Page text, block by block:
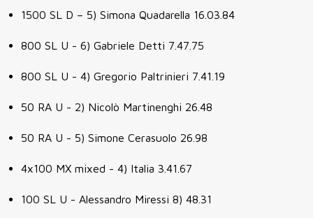
1500 SL D – 5) Simona Quadarella 16.03.84
800 SL U - 6) Gabriele Detti 7.47.75
800 SL U - 4) Gregorio Paltrinieri 7.41.19
50 RA U - 2) Nicolò Martinenghi 26.48
50 RA U - 5) Simone Cerasuolo 26.98
4x100 MX mixed - 4) Italia 3.41.67
100 SL U - Alessandro Miressi 8) 48.31